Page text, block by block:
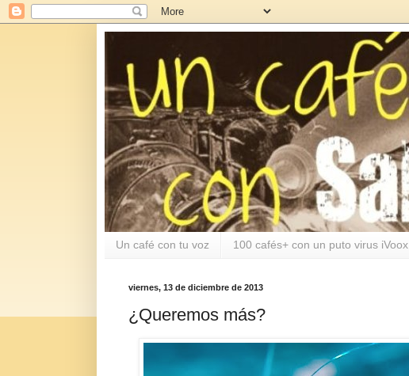
Un café con tu voz 100 cafés+ con un puto virus iVoox
viernes, 13 de diciembre de 2013
¿Queremos más?